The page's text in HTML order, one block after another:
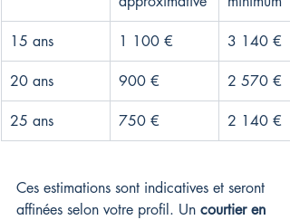
15 ans 1 100 € 3 140 €
20 ans 900 € 2 570 €
25 ans 750 € 2 140 €
Ces estimations sont indicatives et seront
affinées selon votre profil. Un courtier en